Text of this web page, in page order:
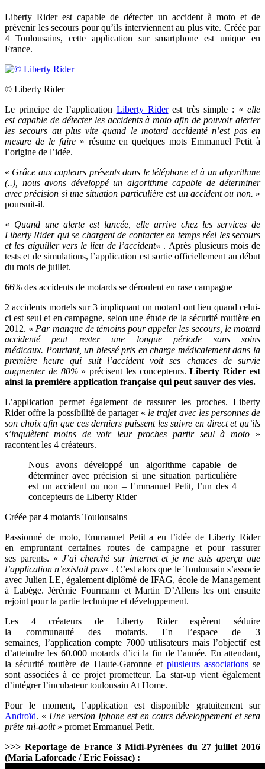
Liberty Rider est capable de détecter un accident à moto et de
prévenir les secours pour qu’ils interviennent au plus vite. Créée par
4 Toulousains, cette application sur smartphone est unique en
France.
© Liberty Rider
Le principe de l’application Liberty Riderest très simple : «elle
est capable de détecter les accidents à moto afin de pouvoir alerter
les secours au plus vite quand le motard accidenté n’est pas en
mesure de le faire» résume en quelques mots Emmanuel Petit à
l’origine de l’idée.
« Grâce aux capteurs présents dans le téléphone et à un algorithme
(..), nous avons développé un algorithme capable de déterminer
avec précision si une situation particulière est un accident ou non. »
poursuit-il.
« Quand une alerte est lancée, elle arrive chez les services de
Liberty Rider qui se chargent de contacter en temps réel les secours
et les aiguiller vers le lieu de l’accident« . Après plusieurs mois de
tests et de simulations, l’application est sortie officiellement au début
du mois de juillet.
66% des accidents de motards se déroulent en rase campagne
2 accidents mortels sur 3 impliquant un motard ont lieu quand celui-
ci est seul et en campagne, selon une étude de la sécurité routière en
2012. « Par manque de témoins pour appeler les secours, le motard
accidenté peut rester une longue période sans soins
médicaux. Pourtant, un blessé pris en charge médicalement dans la
première heure qui suit l’accident voit ses chances de survie
augmenter de 80%» précisent les concepteurs.Liberty Rider est
ainsi la première application française qui peut sauver des vies.
L’application permet également de rassurer les proches. Liberty
Rider offre la possibilité de partager « le trajet avec les personnes de
son choix afin que ces derniers puissent les suivre en direct et qu’ils
s’inquiètent moins de voir leur proches partir seul à moto »
racontent les 4 créateurs.
Nous avons développé un algorithme capable de
déterminer avec précision si une situation particulière
est un accident ou non – Emmanuel Petit, l’un des 4
concepteurs de Liberty Rider
Créée par 4 motards Toulousains
Passionné de moto, Emmanuel Petit a eu l’idée de Liberty Rider
en empruntant certaines routes de campagne et pour rassurer
ses parents. « J’ai cherché sur internet et je me suis aperçu que
l’application n’existait pas« . C’est alors que le Toulousain s’associe
avec Julien LE, également diplômé deIFAG, école de Management
à Labège. Jérémie Fourmann et Martin D’Allens les ont ensuite
rejoint pour la partie technique et développement.
Les 4 créateurs de Liberty Rider espèrent séduire
la communauté des motards. En l’espace de 3
semaines, l’application compte 7000 utilisateurs mais l’objectif est
d’atteindre les 60.000 motards d’ici la fin de l’année. En attendant,
la sécurité routière de Haute-Garonne et plusieurs associationsse
sont associées à ce projet prometteur. La star-up vient également
d’intégrer l’incubateur toulousain At Home.
Pour le moment, l’application est disponible gratuitement sur
Androïd. « Une version Iphone est en cours développement et sera
prête mi-août» promet Emmanuel Petit.
>>> Reportage de France 3 Midi-Pyrénées du 27 juillet 2016
(Maria Laforcade / Eric Foissac) :